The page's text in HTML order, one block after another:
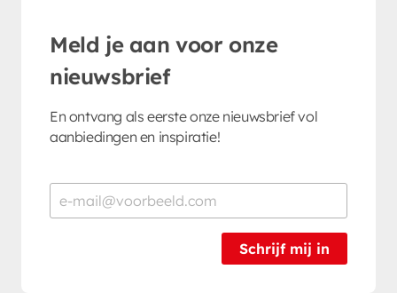
Meld je aan voor onze
nieuwsbrief
En ontvang als eerste onze nieuwsbrief vol
aanbiedingen en inspiratie!
Schrijf mij in